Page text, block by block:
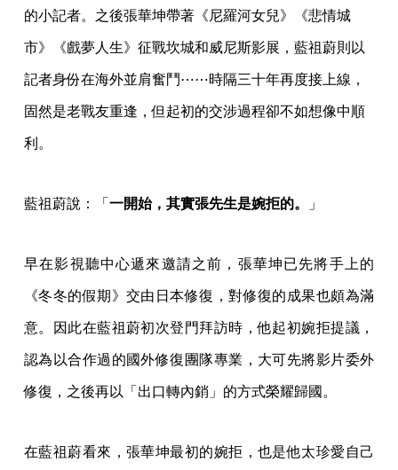
的小記者。之後張華坤帶著《尼羅河女兒》《悲情城
市》《戲夢人生》征戰坎城和威尼斯影展，藍祖蔚則以
記者身份在海外並肩奮鬥⋯⋯時隔三十年再度接上線，
固然是老戰友重逢，但起初的交涉過程卻不如想像中順
利。
藍祖蔚說：「 一開始，其實張先生是婉拒的。 」
早在影視聽中心遞來邀請之前，張華坤已先將手上的
《冬冬的假期》交由日本修復，對修復的成果也頗為滿
意。因此在藍祖蔚初次登門拜訪時，他起初婉拒提議，
認為以合作過的國外修復團隊專業，大可先將影片委外
修復，之後再以「出口轉內銷」的方式榮耀歸國。
在藍祖蔚看來，張華坤最初的婉拒，也是他太珍愛自己